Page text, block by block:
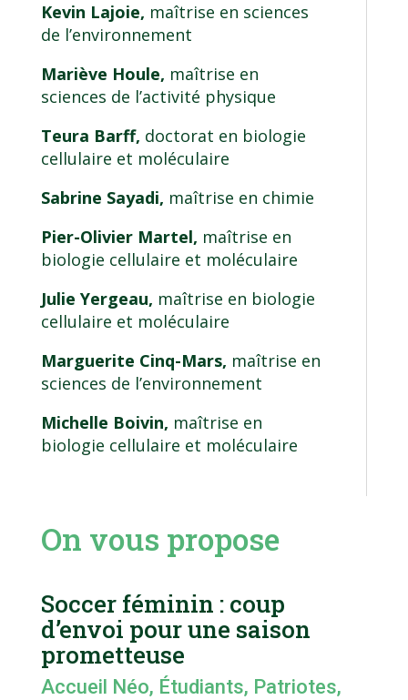
Kevin Lajoie, maîtrise en sciences
de l’environnement
Mariève Houle, maîtrise en
sciences de l’activité physique
Teura Barff, doctorat en biologie
cellulaire et moléculaire
Sabrine Sayadi, maîtrise en chimie
Pier-Olivier Martel, maîtrise en
biologie cellulaire et moléculaire
Julie Yergeau, maîtrise en biologie
cellulaire et moléculaire
Marguerite Cinq-Mars, maîtrise en
sciences de l’environnement
Michelle Boivin, maîtrise en
biologie cellulaire et moléculaire
On vous propose
Soccer féminin : coup
d’envoi pour une saison
prometteuse
Accueil Néo, Étudiants, Patriotes,